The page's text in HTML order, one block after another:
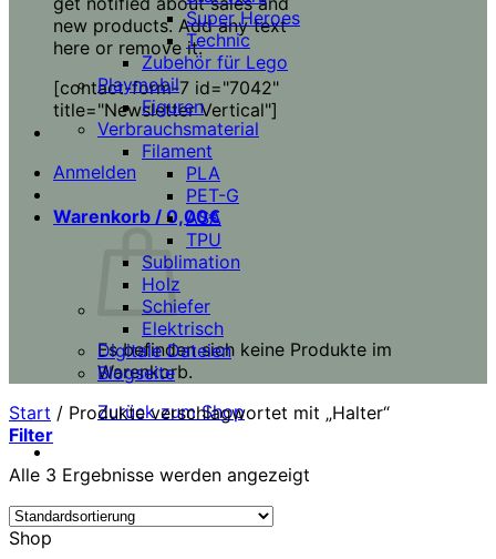
new products. Add any text
here or remove it.
[contact-form-7 id="7042"
title="Newsletter Vertical"]
Anmelden
Warenkorb / 0,00€
Es befinden sich keine Produkte im
Warenkorb.
Zurück zum Shop
Super Heroes
Technic
Zubehör für Lego
Playmobil
Figuren
Verbrauchsmaterial
Filament
PLA
PET-G
ASA
TPU
Sublimation
Holz
Schiefer
Elektrisch
Digitale Dateien
Blogseite
Start / Produkte verschlagwortet mit „Halter“
Filter
Alle 3 Ergebnisse werden angezeigt
Shop